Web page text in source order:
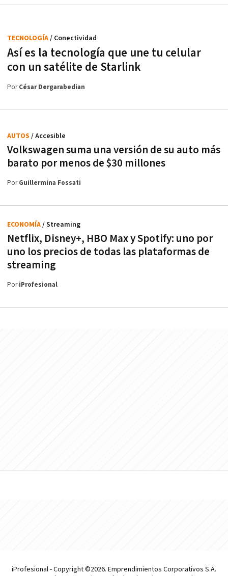
Así es la tecnología que une tu celular
con un satélite de Starlink
TECNOLOGÍA/ Conectividad
PorCésar Dergarabedian
Volkswagen suma una versión de su auto más
barato por menos de $30 millones
AUTOS / Accesible
PorGuillermina Fossati
Netflix, Disney+, HBO Max y Spotify: uno por
uno los precios de todas las plataformas de
streaming
ECONOMÍA/ Streaming
PoriProfesional
iProfesional - Copyright ©2026. Emprendimientos Corporativos S.A.